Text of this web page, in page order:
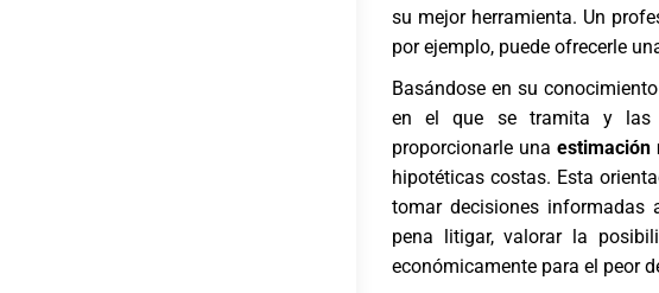
su mejor herramienta. Un
por ejemplo, puede ofrecerle
Basándose en su
en el que se tramita y las
proporcionarle una estimación
hipotéticas costas. Esta
tomar decisiones informadas
pena litigar, valorar la
económicamente para el peor